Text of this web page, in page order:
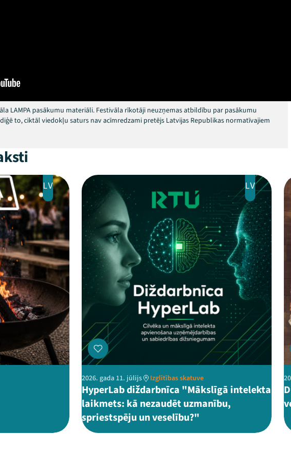
LAMPA pasākumu materiāli. Festivāla rīkotāji neuzņemas atbildību par pasākumu
to, ciktāl viedokļu saturs nav acīmredzami pretējs Latvijas Republikas normatīvajiem
LV LV
2026. gada 11. jūlijs Izglītības skatuve
HyperLab diždarbnīca "Mākslīgā intelekta
laikmets: kā nezaudēt uzmanību,
spriestspēju un veselību?"